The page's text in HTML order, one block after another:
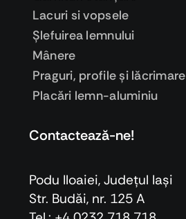
Lacuri si vopsele
Şlefuirea lemnului
Mânere
Praguri, profile şi lăcrimare
Placări lemn-aluminiu
Contactează-ne!
Podu Iloaiei, Judeţul Iaşi
Str. Budăi, nr. 125 A